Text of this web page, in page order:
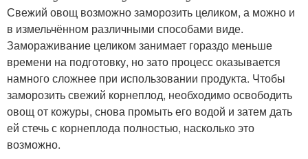
Свежий овощ возможно заморозить целиком, а можно и
в измельчённом различными способами виде.
Замораживание целиком занимает гораздо меньше
времени на подготовку, но зато процесс оказывается
намного сложнее при использовании продукта. Чтобы
заморозить свежий корнеплод, необходимо освободить
овощ от кожуры, снова промыть его водой и затем дать
ей стечь с корнеплода полностью, насколько это
возможно.